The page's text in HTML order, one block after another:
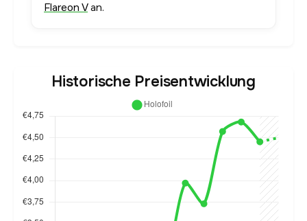
Flareon Van.
Historische Preisentwicklung